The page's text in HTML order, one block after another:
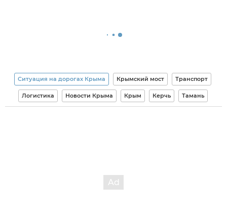
Ситуация на дорогах Крыма Крымский мост Транспорт
Логистика Новости Крыма Крым Керчь Тамань